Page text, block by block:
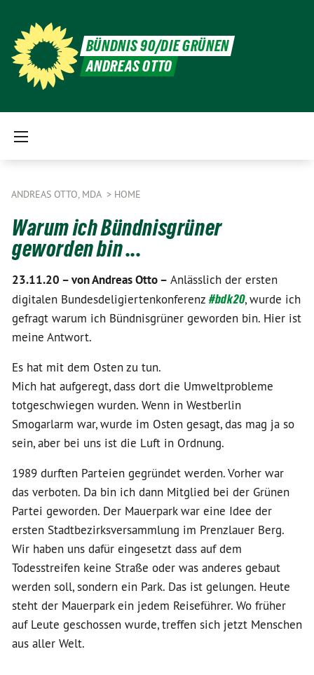
BÜNDNIS 90/DIE GRÜNEN
ANDREAS OTTO
ANDREAS OTTO, MDA HOME
Warum ich Bündnisgrüner
geworden bin ...
23.11.20 –von Andreas Otto – Anlässlich der ersten
digitalen Bundesdeligiertenkonferenz #bdk20, wurde ich
gefragt warum ich Bündnisgrüner geworden bin. Hier ist
meine Antwort.
Es hat mit dem Osten zu tun.
Mich hat aufgeregt, dass dort die Umweltprobleme
totgeschwiegen wurden. Wenn in Westberlin
Smogarlarm war, wurde im Osten gesagt, das mag ja so
sein, aber bei uns ist die Luft in Ordnung.
1989 durften Parteien gegründet werden. Vorher war
das verboten. Da bin ich dann Mitglied bei der Grünen
Partei geworden. Der Mauerpark war eine Idee der
ersten Stadtbezirksversammlung im Prenzlauer Berg.
Wir haben uns dafür eingesetzt dass auf dem
Todesstreifen keine Straße oder was anderes gebaut
werden soll, sondern ein Park. Das ist gelungen. Heute
steht der Mauerpark ein jedem Reiseführer. Wo früher
auf Leute geschossen wurde, treffen sich jetzt Menschen
aus aller Welt.